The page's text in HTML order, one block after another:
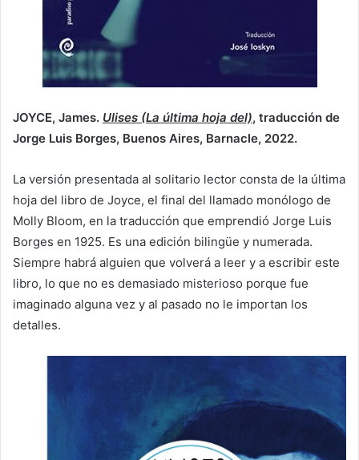
JOYCE, James. Ulises (La última hoja del), traducción de
Jorge Luis Borges, Buenos Aires, Barnacle, 2022.
La versión presentada al solitario lector consta de la última
hoja del libro de Joyce, el final del llamado monólogo de
Molly Bloom, en la traducción que emprendió Jorge Luis
Borges en 1925. Es una edición bilingüe y numerada.
Siempre habrá alguien que volverá a leer y a escribir este
libro, lo que no es demasiado misterioso porque fue
imaginado alguna vez y al pasado no le importan los
detalles.